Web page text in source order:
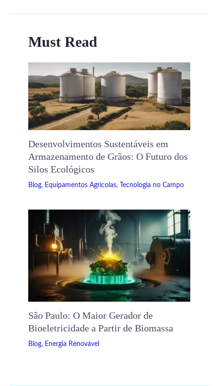
Must Read
Desenvolvimentos Sustentáveis ​​em
Armazenamento de Grãos: O Futuro dos
Silos Ecológicos
Blog, Equipamentos Agrícolas, Tecnologia no Campo
São Paulo: O Maior Gerador de
Bioeletricidade a Partir de Biomassa
Blog, Energia Renovável